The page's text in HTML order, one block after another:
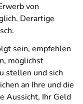
von
Derartige
sein, empfehlen
möglichst
stellen und sich
an Ihre und die
Aussicht, Ihr Geld